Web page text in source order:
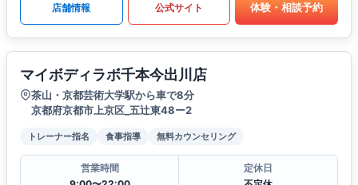
店舗情報 公式サイト 体験・相談予約
マイボディラボ千本今出川店
茶山・京都芸術大学駅から車で8分
京都府京都市上京区_五辻東48ー2
トレーナー指名 食事指導 無料カウンセリング
営業時間
定休日